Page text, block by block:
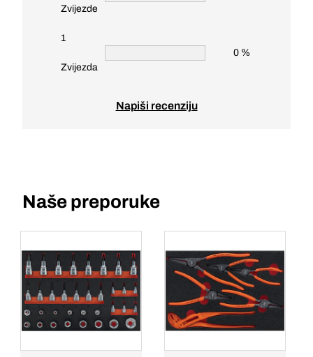
Zvijezde
1
Zvijezda
0 %
Napiši recenziju
Naše preporuke